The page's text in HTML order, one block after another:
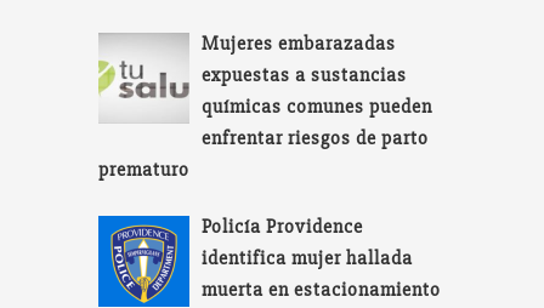
Mujeres embarazadas
expuestas a sustancias
químicas comunes pueden
enfrentar riesgos de parto
prematuro
Policía Providence
identifica mujer hallada
muerta en estacionamiento